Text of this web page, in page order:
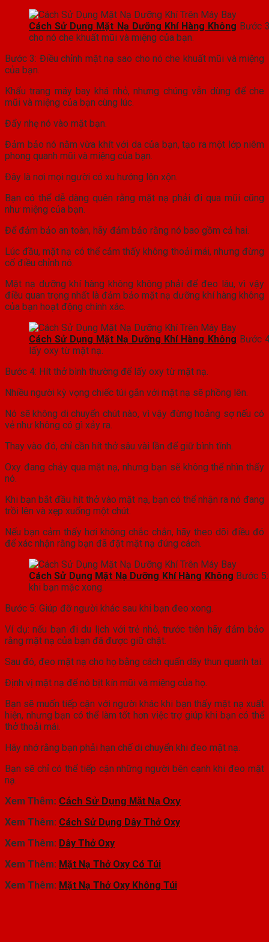
Cách Sử Dụng Mặt Nạ Dưỡng Khí Hàng Không Bước
cho nó che khuất mũi và miệng của bạn.
Bước 3: Điều chỉnh mặt nạ sao cho nó che khuất mũi và miệng
của bạn.
Khẩu trang máy bay khá nhỏ, nhưng chúng vẫn dùng để che
mũi và miệng của bạn cùng lúc.
Đẩy nhẹ nó vào mặt bạn.
Đảm bảo nó nằm vừa khít với da của bạn, tạo ra một lớp niêm
phong quanh mũi và miệng của bạn.
Đây là nơi mọi người có xu hướng lộn xộn.
Bạn có thể dễ dàng quên rằng mặt nạ phải đi qua mũi cũng
như miệng của bạn.
Để đảm bảo an toàn, hãy đảm bảo rằng nó bao gồm cả hai.
Lúc đầu, mặt nạ có thể cảm thấy không thoải mái, nhưng đừng
cố điều chỉnh nó.
Mặt nạ dưỡng khí hàng không không phải để đeo lâu, vì vậy
điều quan trọng nhất là đảm bảo mặt nạ dưỡng khí hàng không
của bạn hoạt động chính xác.
Cách Sử Dụng Mặt Nạ Dưỡng Khí Hàng Không Bước
lấy oxy từ mặt nạ.
Bước 4: Hít thở bình thường để lấy oxy từ mặt nạ.
Nhiều người kỳ vọng chiếc túi gắn với mặt nạ sẽ phồng lên.
Nó sẽ không di chuyển chút nào, vì vậy đừng hoảng sợ nếu có
vẻ như không có gì xảy ra.
Thay vào đó, chỉ cần hít thở sâu vài lần để giữ bình tĩnh.
Oxy đang chảy qua mặt nạ, nhưng bạn sẽ không thể nhìn thấy
nó.
Khi bạn bắt đầu hít thở vào mặt nạ, bạn có thể nhận ra nó đang
trồi lên và xẹp xuống một chút.
Nếu bạn cảm thấy hơi không chắc chắn, hãy theo dõi điều đó
để xác nhận rằng bạn đã đặt mặt nạ đúng cách.
Cách Sử Dụng Mặt Nạ Dưỡng Khí Hàng Không Bước
khi bạn mặc xong.
Bước 5: Giúp đỡ người khác sau khi bạn đeo xong.
Ví dụ: nếu bạn đi du lịch với trẻ nhỏ, trước tiên hãy đảm bảo
rằng mặt nạ của bạn đã được giữ chặt.
Sau đó, đeo mặt nạ cho họ bằng cách quấn dây thun quanh tai.
Định vị mặt nạ để nó bịt kín mũi và miệng của họ.
Bạn sẽ muốn tiếp cận với người khác khi bạn thấy mặt nạ xuất
hiện, nhưng bạn có thể làm tốt hơn việc trợ giúp khi bạn có thể
thở thoải mái.
Hãy nhớ rằng bạn phải hạn chế di chuyển khi đeo mặt nạ.
Bạn sẽ chỉ có thể tiếp cận những người bên cạnh khi đeo mặt
nạ.
Xem Thêm: Cách Sử Dụng Mặt Nạ Oxy
Xem Thêm: Cách Sử Dụng Dây Thở Oxy
Xem Thêm: Dây Thở Oxy
Xem Thêm: Mặt Nạ Thở Oxy Có Túi
Xem Thêm: Mặt Nạ Thở Oxy Không Túi